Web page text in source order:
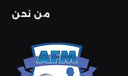
من نحن